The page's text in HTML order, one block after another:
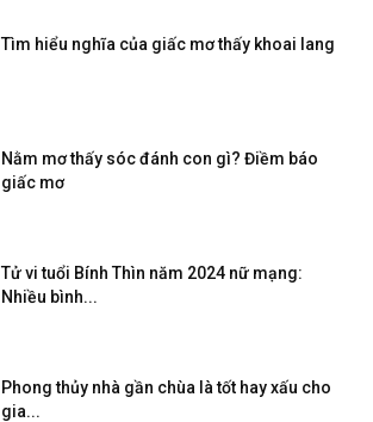
Tìm hiểu nghĩa của giấc mơ thấy khoai lang
Nằm mơ thấy sóc đánh con gì? Điềm báo
giấc mơ
Tử vi tuổi Bính Thìn năm 2024 nữ mạng:
Nhiều bình...
Phong thủy nhà gần chùa là tốt hay xấu cho
gia...